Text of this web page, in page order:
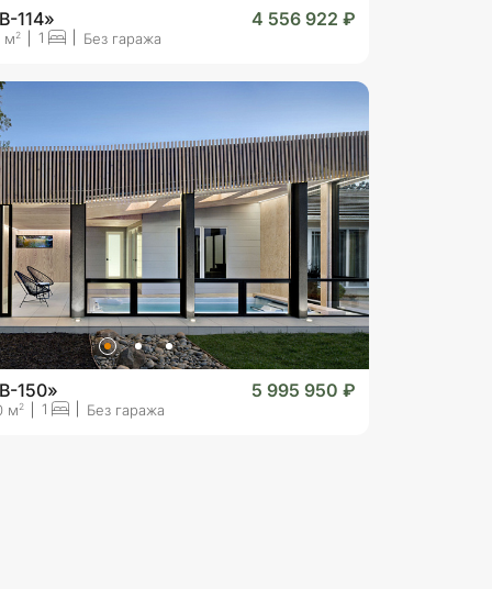
114» 4 556 922 ₽
м2 1 Без гаража
150» 5 995 950 ₽
м2 1 Без гаража